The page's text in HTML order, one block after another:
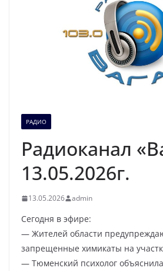
РАДИО
Радиоканал
13.05.2026г.
13.05.2026 admin
Сегодня в эфире:
— Жителей области
запрещенные химикаты на
— Тюменский психолог